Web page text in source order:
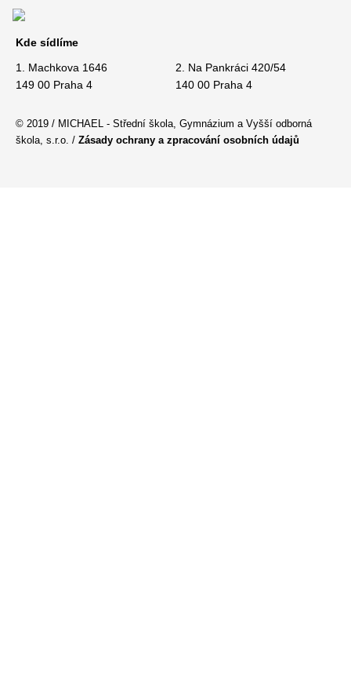
Kde sídlíme
1. Machkova 1646
149 00 Praha 4
2. Na Pankráci 420/54
140 00 Praha 4
© 2019 / MICHAEL - Střední škola, Gymnázium a Vyšší odborná
škola, s.r.o. / Zásady ochrany a zpracování osobních údajů